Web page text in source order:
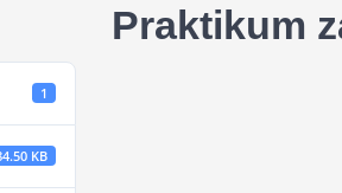
1
KB
Praktikum